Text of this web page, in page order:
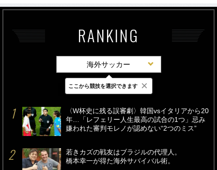
RANKING
海外サッカー
最新 24時間 週間
〈W杯史に残る誤審劇〉韓国vsイタリアから20
年…「レフェリー人生最高の試合の1つ」忌み
嫌われた審判モレノが認めない“2つのミス”
若きカズの戦友はブラジルの代理人。
橋本幸一が得た海外サバイバル術。
ここから競技を選択できます ×